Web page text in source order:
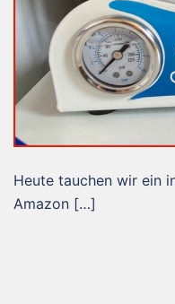
Heute tauchen wir ein
Amazon […]